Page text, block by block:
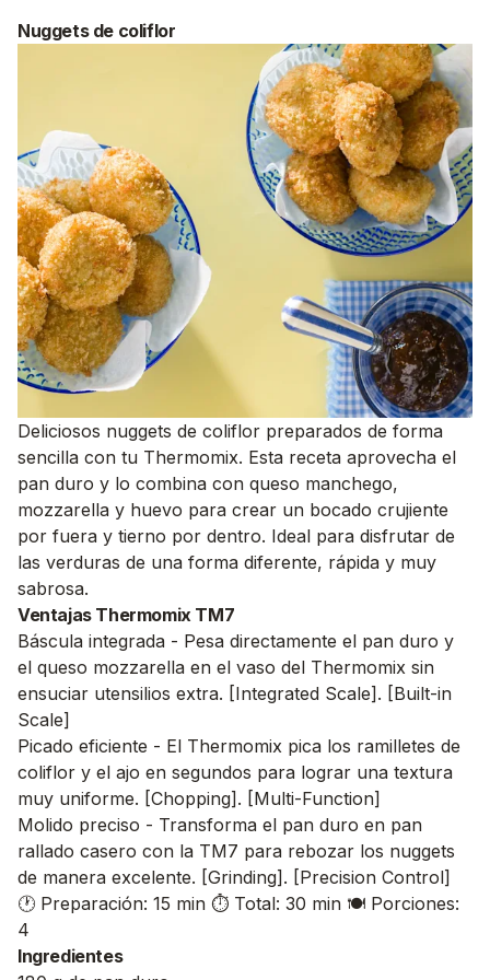
Nuggets de coliflor
Deliciosos nuggets de coliflor preparados de forma
sencilla con tu Thermomix. Esta receta aprovecha el
pan duro y lo combina con queso manchego,
mozzarella y huevo para crear un bocado crujiente
por fuera y tierno por dentro. Ideal para disfrutar de
las verduras de una forma diferente, rápida y muy
sabrosa.
Ventajas Thermomix TM7
Báscula integrada - Pesa directamente el pan duro y
el queso mozzarella en el vaso del Thermomix sin
ensuciar utensilios extra. [Integrated Scale]. [Built-in
Scale]
Picado eficiente - El Thermomix pica los ramilletes de
coliflor y el ajo en segundos para lograr una textura
muy uniforme. [Chopping]. [Multi-Function]
Molido preciso - Transforma el pan duro en pan
rallado casero con la TM7 para rebozar los nuggets
de manera excelente. [Grinding]. [Precision Control]
🕐 Preparación: 15 min ⏱️ Total: 30 min 🍽️ Porciones:
4
Ingredientes